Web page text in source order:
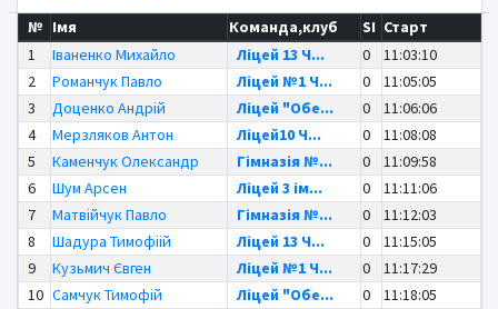
№ Імя Команда,клуб SI Старт
1
Іваненко Михайло Ліцей 13 Ч... 0
11:03:10
2
Романчук Павло Ліцей №1 Ч... 0
11:05:05
3
Доценко Андрій Ліцей "Обе... 0
11:06:06
4
Мерзляков Антон Ліцей10 Ч... 0
11:08:08
5
Каменчук Олександр Гімназія №... 0
11:09:58
6
Шум Арсен Ліцей 3 ім... 0
11:11:06
7
Матвійчук Павло Гімназія №... 0
11:12:03
8
Шадура Тимофіій Ліцей 13 Ч... 0
11:15:05
9
Кузьмич Євген Ліцей №1 Ч... 0
11:17:29
10 Самчук Тимофій Ліцей "Обе... 0
11:18:05